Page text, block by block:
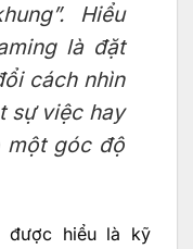
Hiểu
là đặt
cách nhìn
sự việc hay
một góc độ
được hiểu là kỹ